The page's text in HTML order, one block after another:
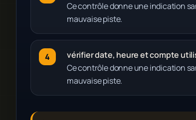
Ce contrôle donne une indication
mauvaise piste.
vérifier date, heure et compte
Ce contrôle donne une indication
mauvaise piste.